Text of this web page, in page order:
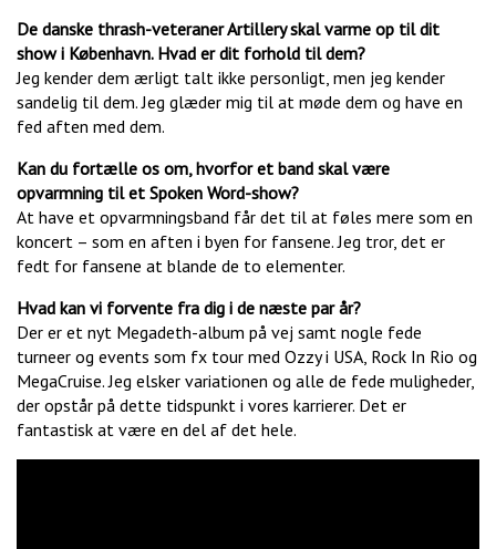
De danske thrash-veteraner Artillery skal varme op til dit
show i København. Hvad er dit forhold til dem?
Jeg kender dem ærligt talt ikke personligt, men jeg kender
sandelig til dem. Jeg glæder mig til at møde dem og have en
fed aften med dem.
Kan du fortælle os om, hvorfor et band skal være
opvarmning til et Spoken Word-show?
At have et opvarmningsband får det til at føles mere som en
koncert – som en aften i byen for fansene. Jeg tror, det er
fedt for fansene at blande de to elementer.
Hvad kan vi forvente fra dig i de næste par år?
Der er et nyt Megadeth-album på vej samt nogle fede
turneer og events som fx tour med Ozzy i USA, Rock In Rio og
MegaCruise. Jeg elsker variationen og alle de fede muligheder,
der opstår på dette tidspunkt i vores karrierer. Det er
fantastisk at være en del af det hele.